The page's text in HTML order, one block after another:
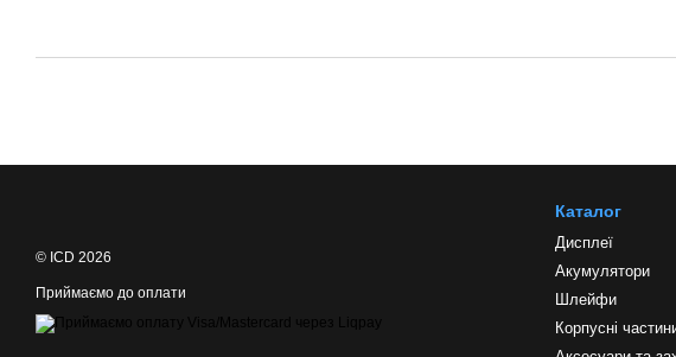
© ICD 2026
Приймаємо до оплати
Каталог
Дисплеї
Акумулятори
Шлейфи
Корпусні